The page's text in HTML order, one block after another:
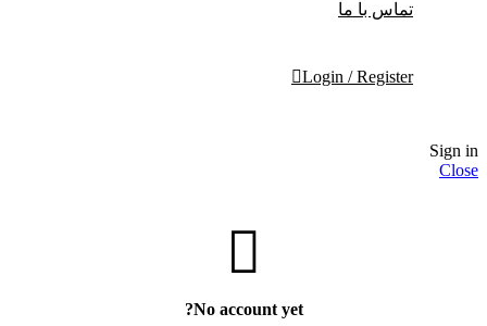
تماس با ما
Login / Register
Sign in
Close
No account yet?